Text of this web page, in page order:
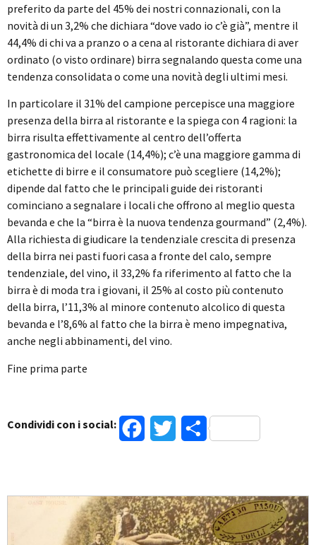
preferito da parte del 45% dei nostri connazionali, con la
novità di un 3,2% che dichiara “dove vado io c’è già”, mentre il
44,4% di chi va a pranzo o a cena al ristorante dichiara di aver
ordinato (o visto ordinare) birra segnalando questa come una
tendenza consolidata o come una novità degli ultimi mesi.
In particolare il 31% del campione percepisce una maggiore
presenza della birra al ristorante e la spiega con 4 ragioni: la
birra risulta effettivamente al centro dell’offerta
gastronomica del locale (14,4%); c’è una maggiore gamma di
etichette di birre e il consumatore può scegliere (14,2%);
dipende dal fatto che le principali guide dei ristoranti
cominciano a segnalare i locali che offrono al meglio questa
bevanda e che la “birra è la nuova tendenza gourmand” (2,4%).
Alla richiesta di giudicare la tendenziale crescita di presenza
della birra nei pasti fuori casa a fronte del calo, sempre
tendenziale, del vino, il 33,2% fa riferimento al fatto che la
birra è di moda tra i giovani, il 25% al costo più contenuto
della birra, l’11,3% al minore contenuto alcolico di questa
bevanda e l’8,6% al fatto che la birra è meno impegnativa,
anche negli abbinamenti, del vino.
Fine prima parte
Condividi con i social: FacebookTwitterCondividi